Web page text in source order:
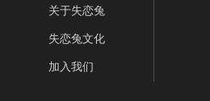
关于失恋兔
失恋兔文化
加入我们